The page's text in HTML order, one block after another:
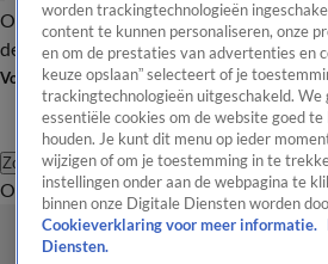
OverzichtAfleveringen Entertainment
de redactieNieuwsbrief
Volg Shownieuws
Zoeken
OverzichtEntertainment
worden trackingtechnologieën
content te kunnen personaliseren, onze
en om de prestaties van advertenties en
keuze opslaan” selecteert of je
trackingtechnologieën uitgeschakeld.
essentiële cookies om de website goed
houden. Je kunt dit menu op ieder
wijzigen of om je toestemming in te
instellingen onder aan de webpagina te
binnen onze Digitale Diensten worden
Cookieverklaring voor meer informatie.
Diensten.